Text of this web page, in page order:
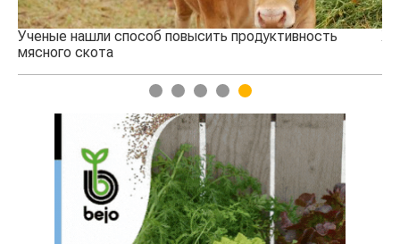
Ученые нашли способ повысить продуктивность
мясного скота
1 2 3 4 5